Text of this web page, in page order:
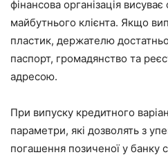
фінансова організація
майбутнього клієнта. Якщо
пластик, держателю
паспорт, громадянство та
адресою.
При випуску кредитного
параметри, які дозволять з
погашення позиченої у банку